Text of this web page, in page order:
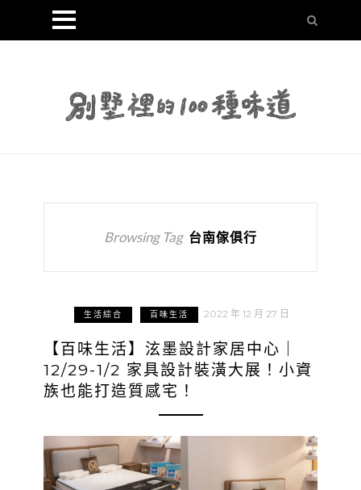
Browsing Tag 台南傢俱行
生活綜合 百味生活 2022 年 12 月 27 日
【百味生活】泫墨設計家居中心｜
12/29-1/2 家具設計裝潢大展！小資
族也能打造質感宅！